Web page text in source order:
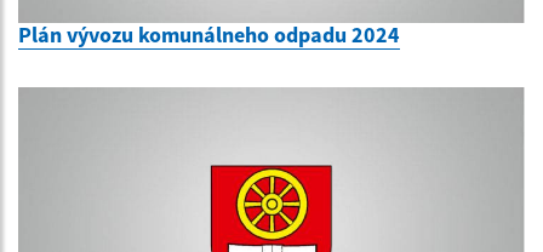
Plán vývozu komunálneho odpadu 2024